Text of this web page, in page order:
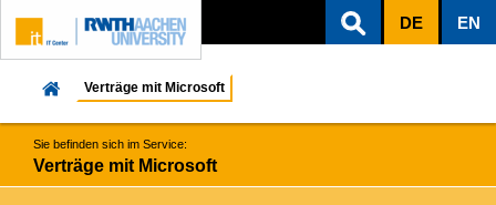
ZUM INHALTSBEREICH
ZUR HAUPTNAVIGATION
ZUR SUCHE
DE EN
Verträge mit Microsoft
Sie befinden sich im Service:
Verträge mit Microsoft